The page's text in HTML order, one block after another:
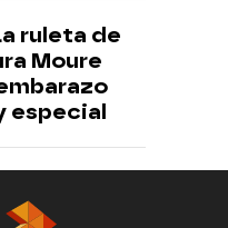
ruleta de
Moure
especial